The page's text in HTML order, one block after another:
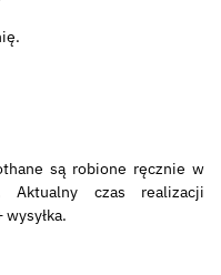
są robione ręcznie w
Aktualny czas realizacji